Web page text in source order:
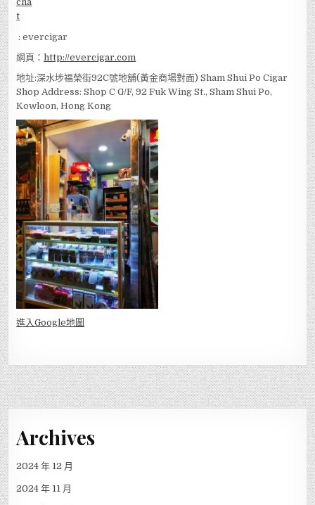
: evercigar
網頁：http://evercigar.com
地址:深水埗福榮街92C號地舖(黃金商場對面) Sham Shui Po Cigar
Shop Address: Shop C G/F, 92 Fuk Wing St., Sham Shui Po,
Kowloon, Hong Kong
進入Google地圖
Archives
2024 年 12 月
2024 年 11 月